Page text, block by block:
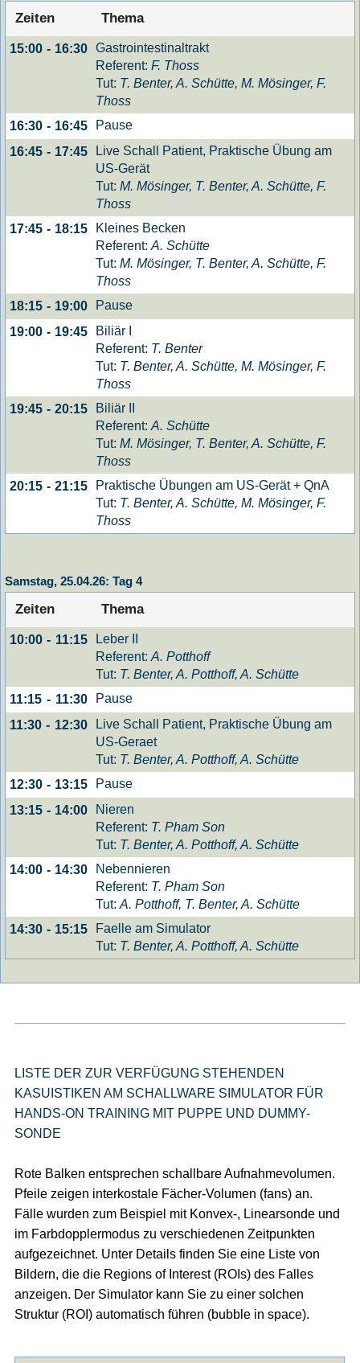
Zeiten Thema
15:00 - 16:30 Gastrointestinaltrakt
Referent: F. Thoss
Tut: T. Benter, A. Schütte, M. Mösinger, F.
Thoss
16:30 - 16:45
Pause
16:45 - 17:45
Live Schall Patient, Praktische Übung am
US-Gerät
Tut: M. Mösinger, T. Benter, A. Schütte, F.
Thoss
17:45 - 18:15
Kleines Becken
Referent: A. Schütte
Tut: M. Mösinger, T. Benter, A. Schütte, F.
Thoss
18:15 - 19:00
Pause
19:00 - 19:45
Biliär I
Referent: T. Benter
Tut: T. Benter, A. Schütte, M. Mösinger, F.
Thoss
19:45 - 20:15
Biliär II
Referent: A. Schütte
Tut: M. Mösinger, T. Benter, A. Schütte, F.
Thoss
20:15 - 21:15
Praktische Übungen am US-Gerät + QnA
Tut: T. Benter, A. Schütte, M. Mösinger, F.
Thoss
Samstag, 25.04.26: Tag 4
Zeiten Thema
10:00 - 11:15
Leber II
Referent: A. Potthoff
Tut: T. Benter, A. Potthoff, A. Schütte
11:15 - 11:30
Pause
11:30 - 12:30
Live Schall Patient, Praktische Übung am
US-Geraet
Tut: T. Benter, A. Potthoff, A. Schütte
12:30 - 13:15
Pause
13:15 - 14:00
Nieren
Referent: T. Pham Son
Tut: T. Benter, A. Potthoff, A. Schütte
14:00 - 14:30
Nebennieren
Referent: T. Pham Son
Tut: A. Potthoff, T. Benter, A. Schütte
14:30 - 15:15
Faelle am Simulator
Tut: T. Benter, A. Potthoff, A. Schütte
LISTE DER ZUR VERFÜGUNG STEHENDEN
KASUISTIKEN AM SCHALLWARE SIMULATOR FÜR
HANDS-ON TRAINING MIT PUPPE UND DUMMY-
SONDE
Rote Balken entsprechen schallbare Aufnahmevolumen.
Pfeile zeigen interkostale Fächer-Volumen (fans) an.
Fälle wurden zum Beispiel mit Konvex-, Linearsonde und
im Farbdopplermodus zu verschiedenen Zeitpunkten
aufgezeichnet. Unter Details finden Sie eine Liste von
Bildern, die die Regions of Interest (ROIs) des Falles
anzeigen. Der Simulator kann Sie zu einer solchen
Struktur (ROI) automatisch führen (bubble in space).